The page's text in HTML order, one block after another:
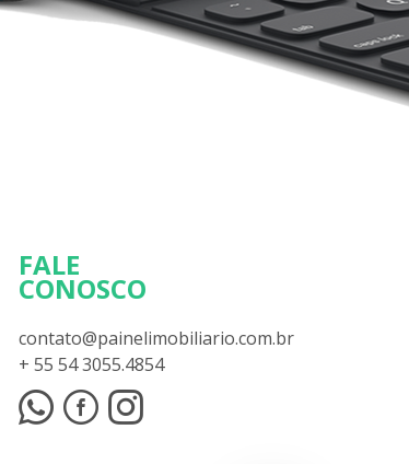
FALE
CONOSCO
contato@painelimobiliario.com.br
+ 55 54 3055.4854